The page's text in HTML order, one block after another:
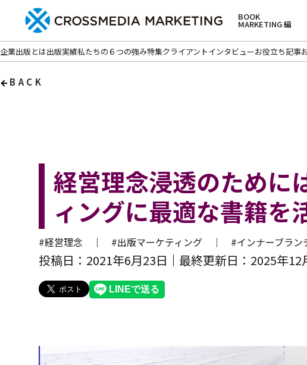
BOOK
MARKETING 編
企業出版とは出版実績私たちの６つの強み特集クライアントインタビューお役立ち記事
BACK
経営理念浸透のために
ィングに最適な書籍を
#経営理念 ｜ #出版マーケティング ｜ #インナーブラ
投稿日：2021年6月23日 最終更新日：2025年12